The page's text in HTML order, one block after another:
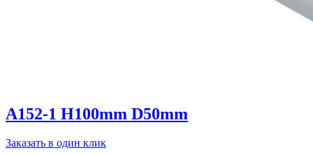
A152-1 H100mm D50mm
Заказать в один клик